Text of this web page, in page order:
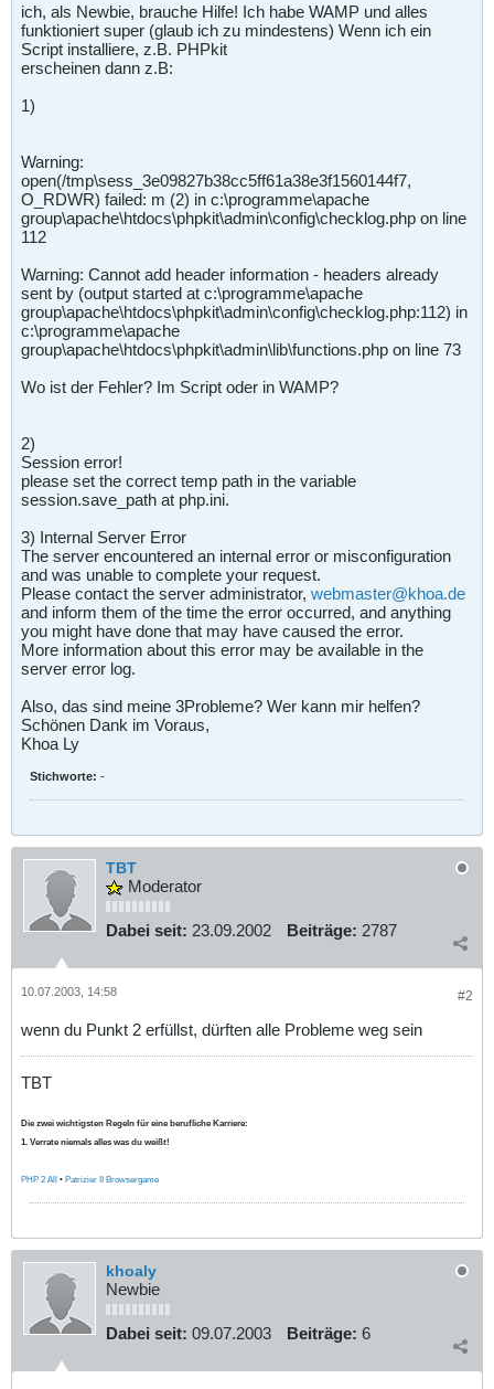
ich, als Newbie, brauche Hilfe! Ich habe WAMP und alles
funktioniert super (glaub ich zu mindestens) Wenn ich ein
Script installiere, z.B. PHPkit
erscheinen dann z.B:
1)
Warning:
open(/tmp\sess_3e09827b38cc5ff61a38e3f1560144f7,
O_RDWR) failed: m (2) in c:\programme\apache
group\apache\htdocs\phpkit\admin\config\checklog.php on line
112
Warning: Cannot add header information - headers already
sent by (output started at c:\programme\apache
group\apache\htdocs\phpkit\admin\config\checklog.php:112) in
c:\programme\apache
group\apache\htdocs\phpkit\admin\lib\functions.php on line 73
Wo ist der Fehler? Im Script oder in WAMP?
2)
Session error!
please set the correct temp path in the variable
session.save_path at php.ini.
3) Internal Server Error
The server encountered an internal error or misconfiguration
and was unable to complete your request.
Please contact the server administrator, webmaster@khoa.de
and inform them of the time the error occurred, and anything
you might have done that may have caused the error.
More information about this error may be available in the
server error log.
Also, das sind meine 3Probleme? Wer kann mir helfen?
Schönen Dank im Voraus,
Khoa Ly
Stichworte: -
TBT
Moderator
Dabei seit: 23.09.2002 Beiträge: 2787
#2
10.07.2003, 14:58
wenn du Punkt 2 erfüllst, dürften alle Probleme weg sein
TBT
Die zwei wichtigsten Regeln für eine berufliche Karriere:
1. Verrate niemals alles was du weißt!
PHP 2 All • Patrizier II Browsergame
khoaly
Newbie
Dabei seit: 09.07.2003 Beiträge: 6